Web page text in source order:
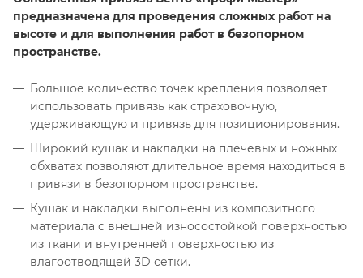
предназначена для проведения сложных работ на
высоте и для выполнения работ в безопорном
пространстве.
Большое количество точек крепления позволяет
использовать привязь как страховочную,
удерживающую и привязь для позиционирования.
Широкий кушак и накладки на плечевых и ножных
обхватах позволяют длительное время находиться в
привязи в безопорном пространстве.
Кушак и накладки выполнены из композитного
материала с внешней износостойкой поверхностью
из ткани и внутренней поверхностью из
влагоотводящей 3D сетки.